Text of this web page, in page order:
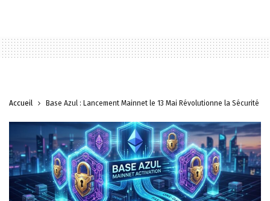
Accueil Base Azul : Lancement Mainnet le 13 Mai Révolutionne la Sécurité L2